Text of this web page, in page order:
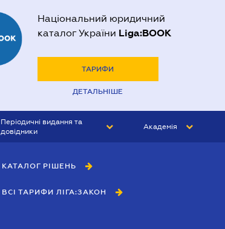
Національний юридичний
каталог України Liga:BOOK
ТАРИФИ
ДЕТАЛЬНІШЕ
Періодичні видання та
довідники
БУХГАЛТЕР&ЗАКОН
ВІСНИК МСФЗ
Академія
КАТАЛОГ РІШЕНЬ
ВСІ ТАРИФИ ЛІГА:ЗАКОН